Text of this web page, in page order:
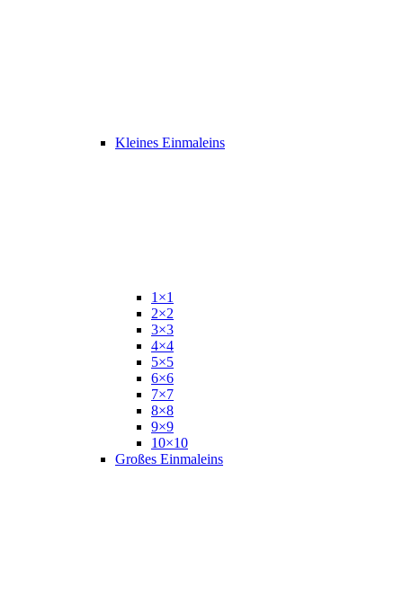
Kleines Einmaleins
1×1
2×2
3×3
4×4
5×5
6×6
7×7
8×8
9×9
10×10
Großes Einmaleins